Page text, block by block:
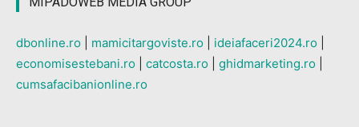
dbonline.ro mamicitargoviste.ro ideiafaceri2024.ro
economisestebani.ro
catcosta.ro ghidmarketing.ro
cumsafacibanionline.ro